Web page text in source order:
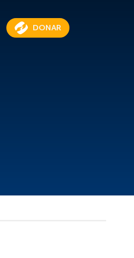
DONAR